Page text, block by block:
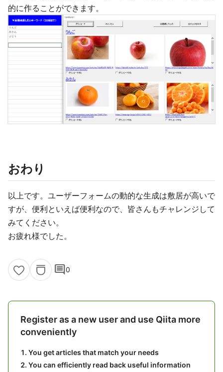
的に作ることができます。
おわり
以上です。ユーザーフォームの動的な生成は敷居が高いで
すが、便利といえば便利なので、皆さんもチャレンジして
みてください。
お疲れ様でした。
comment0
Register as a new user and use Qiita more
conveniently
You get articles that match your needs
You can efficiently read back useful information